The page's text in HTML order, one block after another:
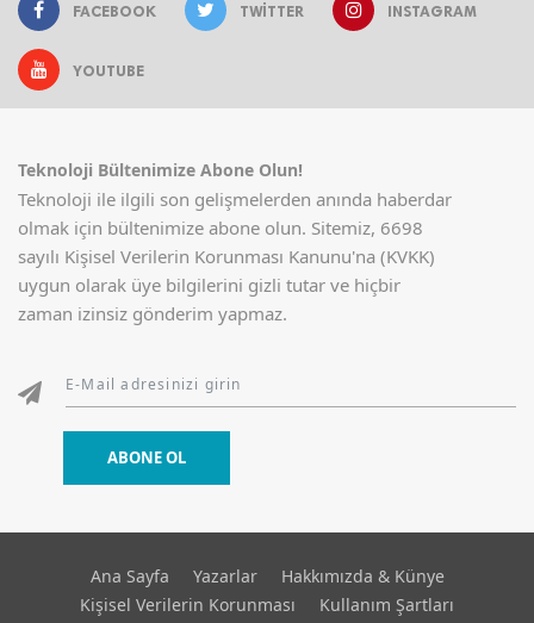
FACEBOOK TWITTER INSTAGRAM
YOUTUBE
Teknoloji Bültenimize Abone Olun!
Teknoloji ile ilgili son gelişmelerden anında haberdar
olmak için bültenimize abone olun. Sitemiz, 6698
sayılı Kişisel Verilerin Korunması Kanunu'na (KVKK)
uygun olarak üye bilgilerini gizli tutar ve hiçbir
zaman izinsiz gönderim yapmaz.
ABONE OL
Ana Sayfa Yazarlar
Hakkımızda & Künye
Kişisel Verilerin Korunması
Kullanım Şartları